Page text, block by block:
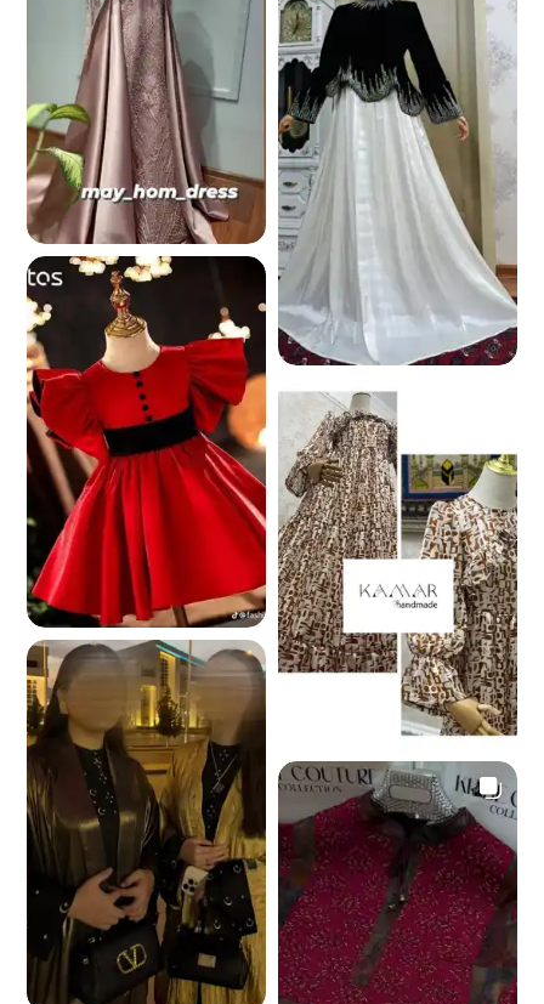
5.5 K
1.0 K
2.9 K
6.9 K